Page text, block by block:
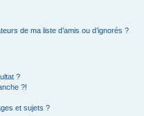
de ma liste d’amis ou d’ignorés ?
?
?!
et sujets ?